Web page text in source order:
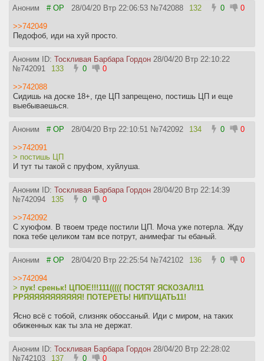
Аноним # OP 28/04/20 Втр 22:06:53 №742088 132 0 0
>>742049
Педофоб, иди на хуй просто.
Аноним ID: Тоскливая Барбара Гордон 28/04/20 Втр 22:10:22
№742091 133 0 0
>>742088
Сидишь на доске 18+, где ЦП запрещено, постишь ЦП и еще
выебываешься.
Аноним # OP 28/04/20 Втр 22:10:51 №742092 134 0 0
>>742091
> постишь ЦП
И тут ты такой с пруфом, хуйлуша.
Аноним ID: Тоскливая Барбара Гордон 28/04/20 Втр 22:14:39
№742094 135 0 0
>>742092
С хуюфом. В твоем треде постили ЦП. Моча уже потерла. Жду
пока тебе целиком там все потрут, анимефаг ты ебаный.
Аноним # OP 28/04/20 Втр 22:25:54 №742102 136 0 0
>>742094
> пук! среньк! ЦПОЕ!!!111((((( ПОСТЯТ ЯСКОЗАЛ!11
РРЯЯЯЯЯЯЯЯЯЯЯ! ПОТЕРЕТЬ! НИПУЩАТЬ11!
Ясно всё с тобой, слизняк обоссаный. Иди с миром, на таких
обиженных как ты зла не держат.
Аноним ID: Тоскливая Барбара Гордон 28/04/20 Втр 22:28:02
№742103 137 0 0